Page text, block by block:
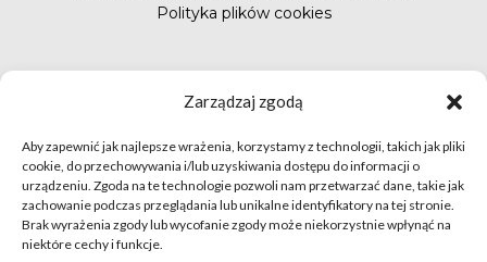
Zarządzaj zgodą
Aby zapewnić jak najlepsze wrażenia, korzystamy z technologii, takich jak pliki
cookie, do przechowywania i/lub uzyskiwania dostępu do informacji o
urządzeniu. Zgoda na te technologie pozwoli nam przetwarzać dane, takie jak
zachowanie podczas przeglądania lub unikalne identyfikatory na tej stronie.
Brak wyrażenia zgody lub wycofanie zgody może niekorzystnie wpłynąć na
niektóre cechy i funkcje.
Polityka plików cookies